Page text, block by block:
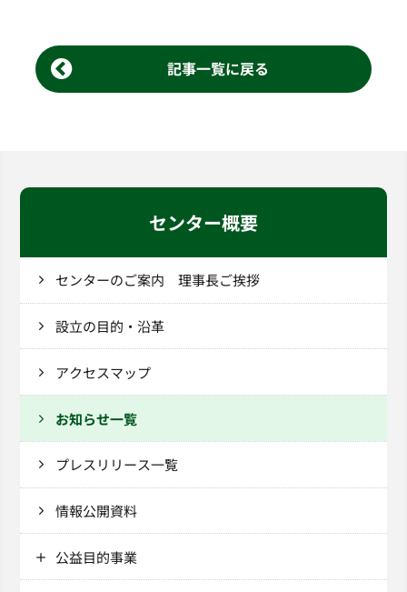
記事一覧に戻る
センター概要
センターのご案内 理事長ご挨拶
設立の目的・沿革
アクセスマップ
お知らせ一覧
プレスリリース一覧
情報公開資料
公益目的事業